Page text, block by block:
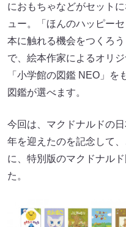
におもちゃなどがセット
ュー。「ほんのハッピー
本に触れる機会をつくろ
で、絵本作家によるオリ
「小学館の図鑑 NEO」を
図鑑が選べます。
今回は、マクドナルドの
年を迎えたのを記念して
に、特別版のマクドナル
た。